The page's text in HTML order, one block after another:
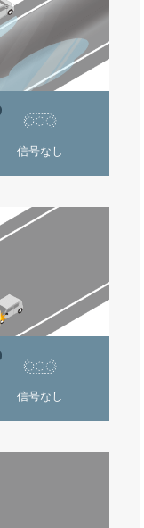
信号なし
信号なし